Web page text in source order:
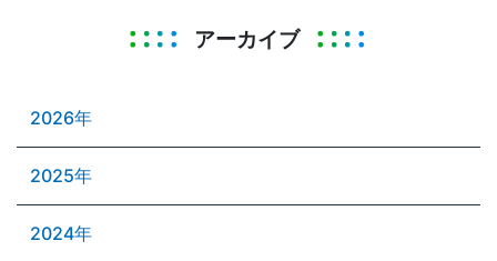
アーカイブ
2026年
2025年
2024年